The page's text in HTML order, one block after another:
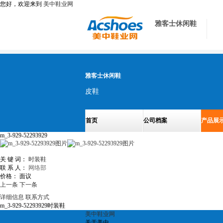
您好，欢迎来到 美中鞋业网
雅客士休闲鞋
雅客士休闲鞋
皮鞋
首页 公司档案 产品展
m_3-929-52293929
关 键 词：
时装鞋
联 系 人：
网络部
价格： 面议
上一条 下一条
详细信息 联系方式
m_3-929-52293929时装鞋
美中鞋业网